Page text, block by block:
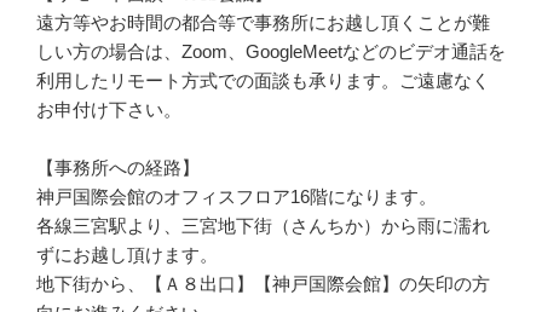
遠方等やお時間の都合等で事務所にお越し頂くことが難
しい方の場合は、Zoom、GoogleMeetなどのビデオ通話を
利用したリモート方式での面談も承ります。ご遠慮なく
お申付け下さい。
【事務所への経路】
神戸国際会館のオフィスフロア16階になります。
各線三宮駅より、三宮地下街（さんちか）から雨に濡れ
ずにお越し頂けます。
地下街から、【Ａ８出口】【神戸国際会館】の矢印の方